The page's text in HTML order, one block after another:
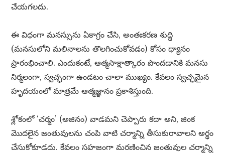
చేయగలదు.
ఈ విధంగా మనస్సును ఏకాగ్రం చేసి, అంతఃకరణ శుద్ధి
(మనసులోని మలినాలను తొలగించుకోవడం) కోసం ధ్యానం
ప్రారంభించాలి. ఎందుకంటే, ఆత్మసాక్షాత్కారం పొందడానికి మనసు
నిర్మలంగా, స్వచ్ఛంగా ఉండటం చాలా ముఖ్యం. కేవలం స్వచ్ఛమైన
హృదయంలో మాత్రమే ఆత్మజ్ఞానం ప్రకాశిస్తుంది.
శ్లోకంలో ‘చర్మం’ (అజినం) వాడమని చెప్పారు కదా అని, జింక
మొదలైన జంతువులను చంపి వాటి చర్మాన్ని తీసుకురావాలని అర్థం
చేసుకోకూడదు. కేవలం సహజంగా మరణించిన జంతువుల చర్మాన్ని